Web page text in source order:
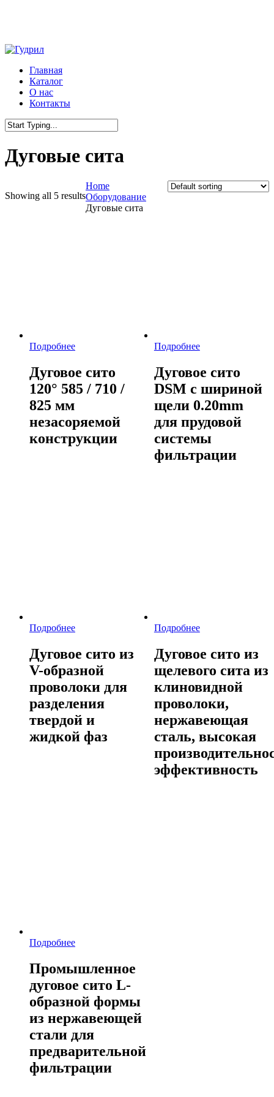
content
Menu
Главная
Каталог
О нас
Контакты
Search
Дуговые сита
Showing all 5 results
Home
Оборудование
Дуговые сита
Подробнее
Дуговое сито
120° 585 / 710 /
825 мм
незасоряемой
конструкции
Подробнее
Дуговое сито
DSM с шириной
щели 0.20mm
для прудовой
системы
фильтрации
Подробнее
Дуговое сито из
V-образной
проволоки для
разделения
твердой и
жидкой фаз
Подробнее
Дуговое сито из
щелевого сита из
клиновидной
проволоки,
нержавеющая
сталь, высокая
эффективность
Подробнее
Промышленное
дуговое сито L-
образной формы
из нержавеющей
стали для
предварительной
фильтрации